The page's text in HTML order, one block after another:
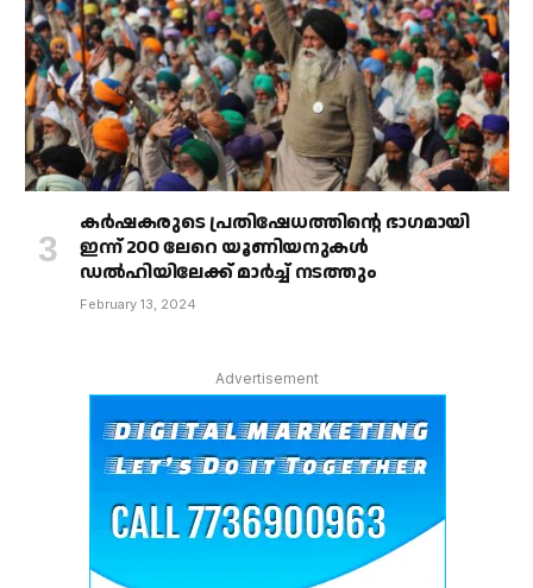
കർഷകരുടെ പ്രതിഷേധത്തിൻ്റെ ഭാഗമായി
ഇന്ന് 200 ലേറെ യൂണിയനുകൾ
ഡൽഹിയിലേക്ക് മാർച്ച് നടത്തും
February 13, 2024
Advertisement